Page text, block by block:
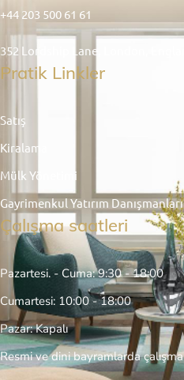
+44 203 500 61 61
352 Lordship Lane, London,
Pratik Linkler
Satış
Kiralama
Mülk Yönetimi
Gayrimenkul Yatırım Danışmanları
Çalışma saatleri
Pazartesi. - Cuma: 9:30 - 18:00
Cumartesi: 10:00 - 18:00
Pazar: Kapalı
Resmi ve dini bayramlarda